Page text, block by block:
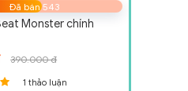
Đã bán 543
Monster chính
390.000 đ
1 thảo luận